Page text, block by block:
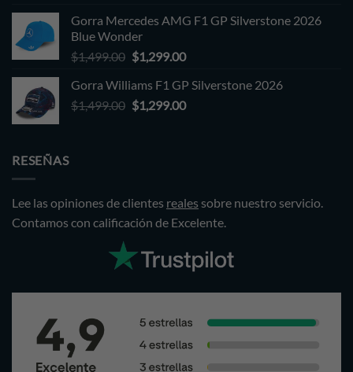
$1,499.00.$1,299.00.
Gorra Mercedes AMG F1 GP Silverstone 2026
Blue Wonder
$1,499.00 Original
was:
$1,499.00.
$1,299.00Current
is:
$1,299.00.
Gorra Williams F1 GP Silverstone 2026
$1,499.00 Original
$1,299.00Current
RESEÑAS
Lee las opiniones de clientes reales sobre nuestro servicio.
Contamos con calificación de Excelente.